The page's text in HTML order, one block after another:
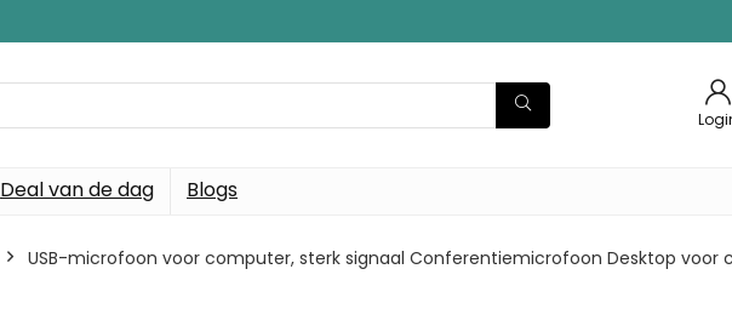
Deal van de dag Blogs
USB-microfoon voor computer, sterk signaal Conferentiemicrofoon Desktop